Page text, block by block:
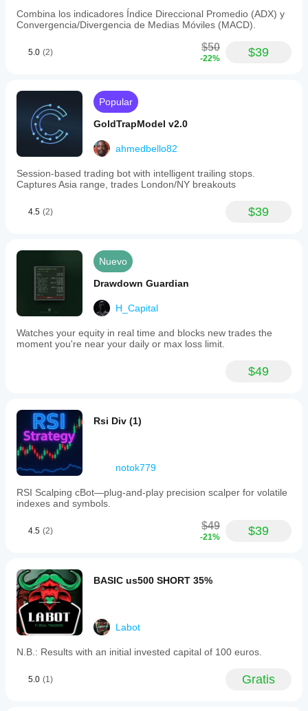
Combina los indicadores Índice Direccional Promedio (ADX) y
Convergencia/Divergencia de Medias Móviles (MACD).
5.0 (2) $50
-22% $39
Popular
GoldTrapModel v2.0
ahmedbello82
Session-based trading bot with intelligent trailing stops.
Captures Asia range, trades London/NY breakouts
4.5 (2) $39
Nuevo
Drawdown Guardian
H_Capital
Watches your equity in real time and blocks new trades the
moment you're near your daily or max loss limit.
$49
Rsi Div (1)
notok779
RSI Scalping cBot—plug‑and‑play precision scalper for volatile
indexes and symbols.
4.5 (2) $49
-21% $39
BASIC us500 SHORT 35%
Labot
N.B.: Results with an initial invested capital of 100 euros.
5.0 (1) Gratis